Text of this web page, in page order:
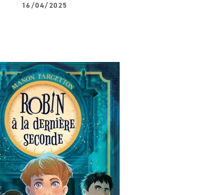
16/04/2025